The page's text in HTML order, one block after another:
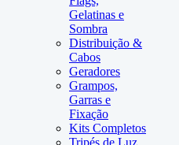
Gelatinas e
Sombra
Distribuição &
Cabos
Geradores
Grampos,
Garras e
Fixação
Kits Completos
Tripés de Luz